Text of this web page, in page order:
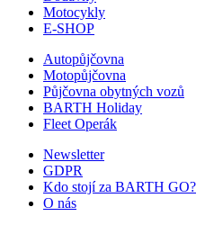
Motocykly
E-SHOP
Autopůjčovna
Motopůjčovna
Půjčovna obytných vozů
BARTH Holiday
Fleet Operák
Newsletter
GDPR
Kdo stojí za BARTH GO?
O nás